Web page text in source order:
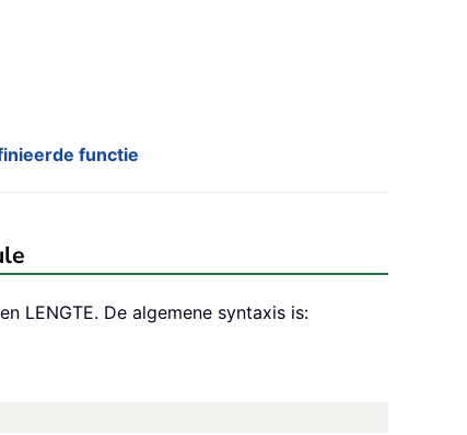
functie
LENGTE. De algemene syntaxis is: